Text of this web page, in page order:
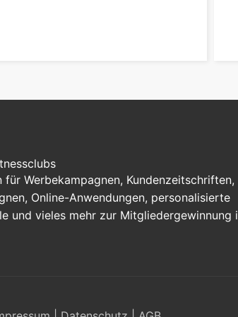
Werbekampagnen, Kundenzeitschriften,
Online-Anwendungen, personalisierte
und vieles mehr zur Mitgliedergewinnung